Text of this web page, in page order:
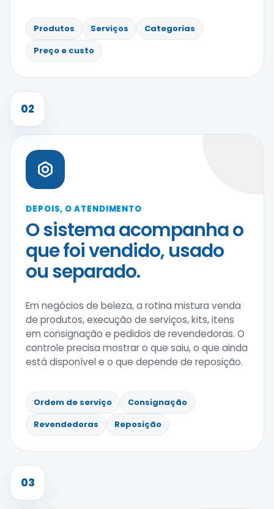
Produtos Serviços
Categorias
Preço e custo
02
DEPOIS, O ATENDIMENTO
O sistema acompanha o
que foi vendido, usado
ou separado.
Em negócios de beleza, a rotina mistura venda
de produtos, execução de serviços, kits, itens
em consignação e pedidos de revendedoras. O
controle precisa mostrar o que saiu, o que ainda
está disponível e o que depende de reposição.
Ordem de serviço
Consignação
Revendedoras
Reposição
03